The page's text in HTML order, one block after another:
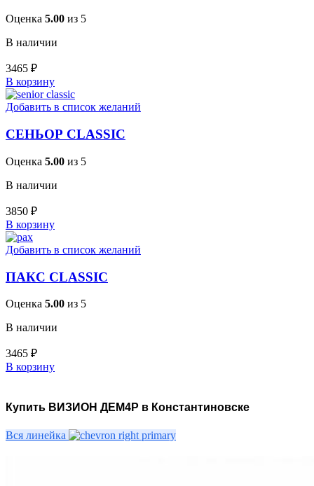
Оценка 5.00 из 5
В наличии
3465 ₽
В корзину
Добавить в список желаний
СЕНЬОР CLASSIC
Оценка 5.00 из 5
В наличии
3850 ₽
В корзину
Добавить в список желаний
ПАКС CLASSIC
Оценка 5.00 из 5
В наличии
3465 ₽
В корзину
Купить ВИЗИОН ДЕМ4Р в Константиновске
Вся линейка